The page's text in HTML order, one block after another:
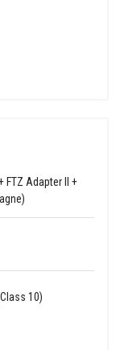
FTZ Adapter II +
10)